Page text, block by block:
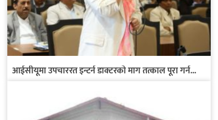
आईसीयूमा उपचाररत इन्टर्न डाक्टरको माग तत्काल पूरा गर्न...